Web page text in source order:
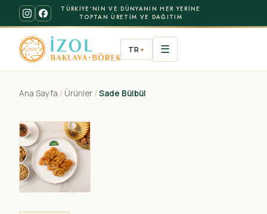
TÜRKIYE'NIN VE DÜNYANIN HER YERINE
TOPTAN ÜRETIM VE DAĞITIM
TR ▼ ☰
Ana Sayfa / Ürünler /Sade Bülbül